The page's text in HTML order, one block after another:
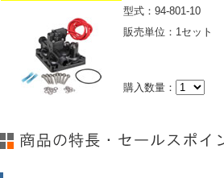
型式：94-801-10
販売単位：1セット
購入数量：